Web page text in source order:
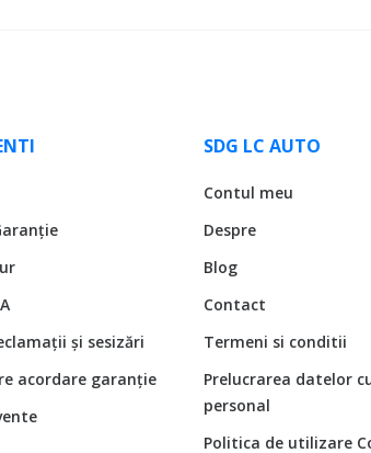
și sesizări
acordare garanție
SDG LC AUTO
Contul meu
Despre
Blog
Contact
Termeni si conditii
Prelucrarea datelor
personal
Politica de utilizare